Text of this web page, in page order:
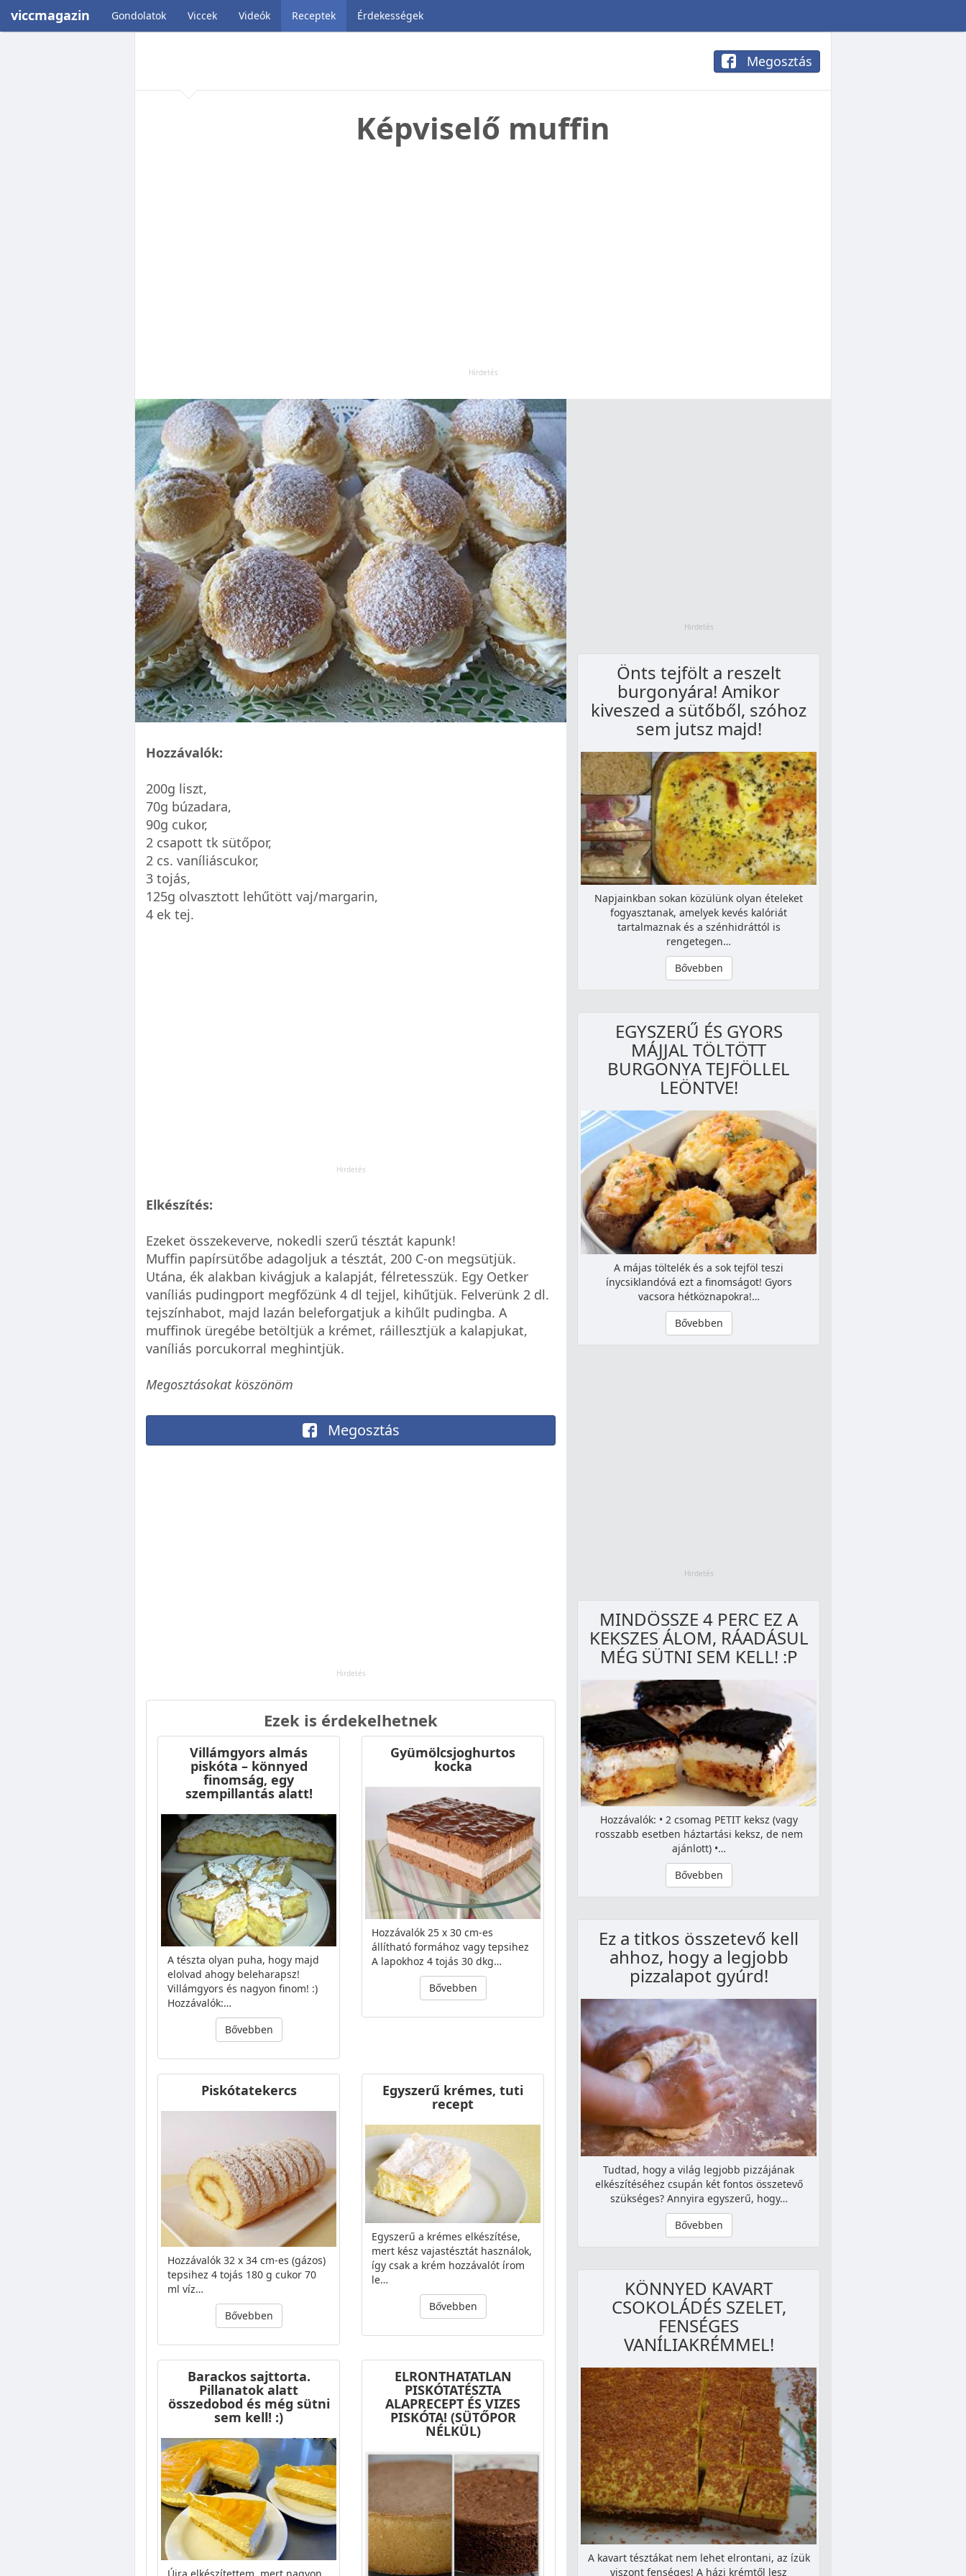
viccmagazin Gondolatok Viccek Videók Receptek Érdekességek
Megosztás
Képviselő muffin
Hozzávalók:
200g liszt,
70g búzadara,
90g cukor,
2 csapott tk sütőpor,
2 cs. vaníliáscukor,
3 tojás,
125g olvasztott lehűtött vaj/margarin,
4 ek tej.
Elkészítés:
Ezeket összekeverve, nokedli szerű tésztát kapunk!
Muffin papírsütőbe adagoljuk a tésztát, 200 C-on megsütjük.
Utána, ék alakban kivágjuk a kalapját, félretesszük. Egy Oetker
vaníliás pudingport megfőzünk 4 dl tejjel, kihűtjük. Felverünk 2 dl.
tejszínhabot, majd lazán beleforgatjuk a kihűlt pudingba. A
muffinok üregébe betöltjük a krémet, ráillesztjük a kalapjukat,
vaníliás porcukorral meghintjük.
Megosztásokat köszönöm
Megosztás
Ezek is érdekelhetnek
Villámgyors almás
piskóta – könnyed
finomság, egy
szempillantás alatt!
A tészta olyan puha, hogy majd
elolvad ahogy beleharapsz!
Villámgyors és nagyon finom! :)
Hozzávalók:…
Bővebben
Gyümölcsjoghurtos
kocka
Hozzávalók 25 x 30 cm-es
állítható formához vagy tepsihez
A lapokhoz 4 tojás 30 dkg…
Bővebben
Piskótatekercs
Hozzávalók 32 x 34 cm-es (gázos)
tepsihez 4 tojás 180 g cukor 70
ml víz…
Bővebben
Egyszerű krémes, tuti
recept
Egyszerű a krémes elkészítése,
mert kész vajastésztát használok,
így csak a krém hozzávalót írom
le…
Bővebben
Barackos sajttorta.
Pillanatok alatt
összedobod és még sütni
sem kell! :)
ELRONTHATATLAN
PISKÓTATÉSZTA
ALAPRECEPT ÉS VIZES
PISKÓTA! (SÜTŐPOR
NÉLKÜL)
Önts tejfölt a reszelt
burgonyára! Amikor
kiveszed a sütőből, szóhoz
sem jutsz majd!
Napjainkban sokan közülünk olyan ételeket
fogyasztanak, amelyek kevés kalóriát
tartalmaznak és a szénhidráttól is
rengetegen…
Bővebben
EGYSZERŰ ÉS GYORS
MÁJJAL TÖLTÖTT
BURGONYA TEJFÖLLEL
LEÖNTVE!
A májas töltelék és a sok tejföl teszi
ínycsiklandóvá ezt a finomságot! Gyors
vacsora hétköznapokra!…
Bővebben
MINDÖSSZE 4 PERC EZ A
KEKSZES ÁLOM, RÁADÁSUL
MÉG SÜTNI SEM KELL! :P
Hozzávalók: • 2 csomag PETIT keksz (vagy
rosszabb esetben háztartási keksz, de nem
ajánlott) •…
Bővebben
Ez a titkos összetevő kell
ahhoz, hogy a legjobb
pizzalapot gyúrd!
Tudtad, hogy a világ legjobb pizzájának
elkészítéséhez csupán két fontos összetevő
szükséges? Annyira egyszerű, hogy…
Bővebben
KÖNNYED KAVART
CSOKOLÁDÉS SZELET,
FENSÉGES
VANÍLIAKRÉMMEL!
A kavart tésztákat nem lehet elrontani, az ízük
viszont fenséges! A házi krémtől lesz